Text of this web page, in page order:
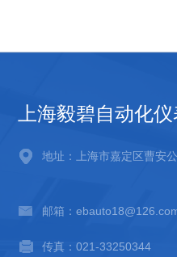
上海毅碧自动化
地址：上海市嘉定区曹安
邮箱：
传真：021-33250344